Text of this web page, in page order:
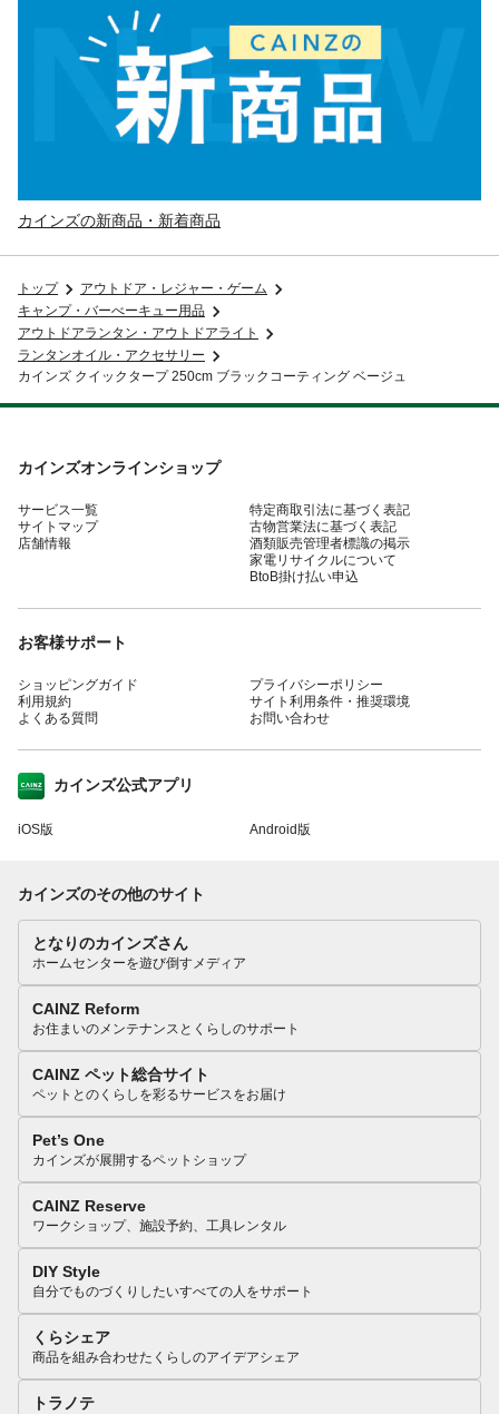
カインズの新商品・新着商品
トップ
アウトドア・レジャー・ゲーム
キャンプ・バーべーキュー用品
アウトドアランタン・アウトドアライト
ランタンオイル・アクセサリー
カインズ クイックタープ 250cm ブラックコーティング ベージュ
カインズオンラインショップ
サービス一覧
サイトマップ
店舗情報
特定商取引法に基づく表記
古物営業法に基づく表記
酒類販売管理者標識の掲示
家電リサイクルについて
BtoB掛け払い申込
お客様サポート
ショッピングガイド
利用規約
よくある質問
プライバシーポリシー
サイト利用条件・推奨環境
お問い合わせ
カインズ公式アプリ
iOS版 Android版
カインズのその他のサイト
となりのカインズさん
ホームセンターを遊び倒すメディア
CAINZ Reform
お住まいのメンテナンスとくらしのサポート
CAINZ ペット総合サイト
ペットとのくらしを彩るサービスをお届け
Pet’s One
カインズが展開するペットショップ
CAINZ Reserve
ワークショップ、施設予約、工具レンタル
DIY Style
自分でものづくりしたいすべての人をサポート
くらシェア
商品を組み合わせたくらしのアイデアシェア
トラノテ